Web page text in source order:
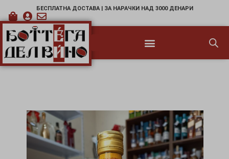
БЕСПЛАТНА ДОСТАВА | ЗА НАРАЧКИ НАД 3000 ДЕНАРИ